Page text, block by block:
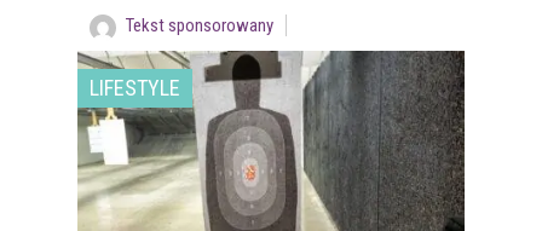
Tekst sponsorowany
LIFESTYLE